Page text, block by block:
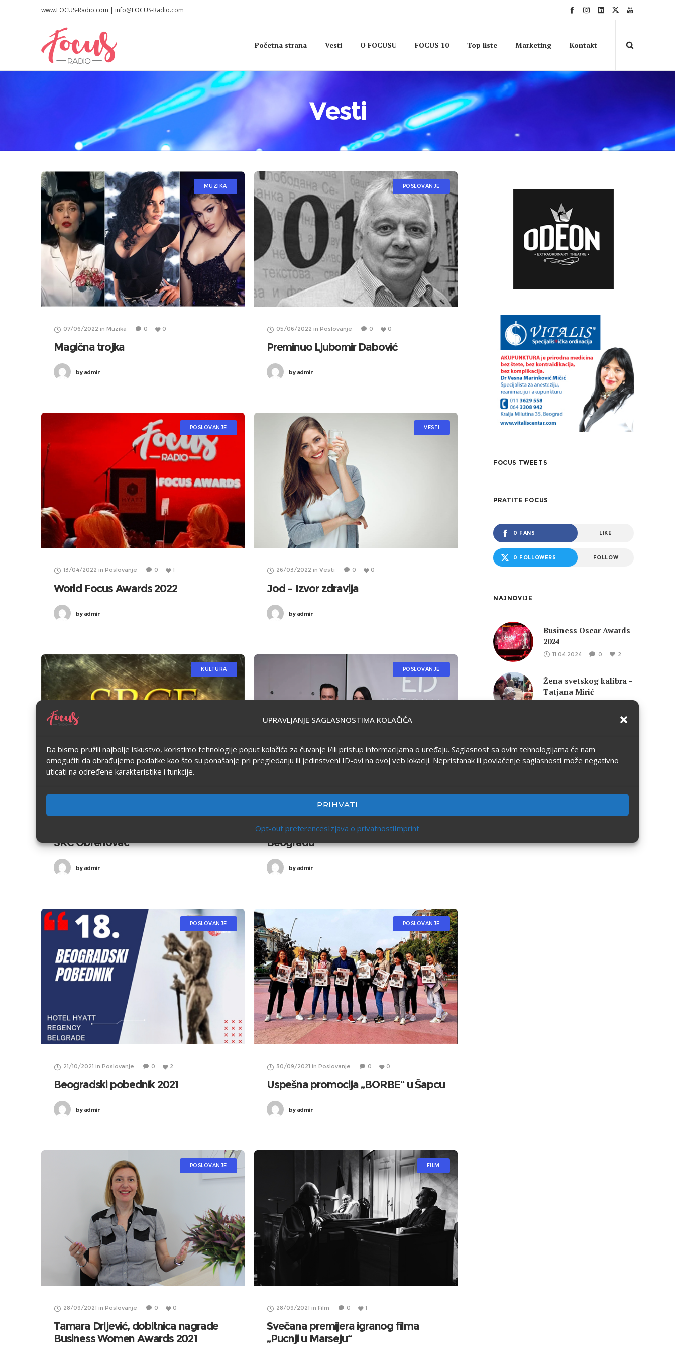
UPRAVLJANJE SAGLASNOSTIMA KOLAČIĆA
Da bismo pružili najbolje iskustvo, koristimo tehnologije poput kolačića za čuvanje i/ili pristup informacijama o uređaju. Saglasnost sa ovim tehnologijama će nam
omogućiti da obrađujemo podatke kao što su ponašanje pri pregledanju ili jedinstveni ID-ovi na ovoj veb lokaciji. Nepristanak ili povlačenje saglasnosti može negativno
uticati na određene karakteristike i funkcije.
PRIHVATI
Opt-out preferencesIzjava o privatnostiImprint
www.FOCUS-Radio.com | info@FOCUS-Radio.com
Početna strana Vesti O FOCUSU FOCUS 10 Top liste Marketing Kontakt
Vesti
MUZIKA
07/06/2022 in Muzika 0 0
Magična trojka
byadmin
POSLOVANJE
05/06/2022 in Poslovanje 0 0
Preminuo Ljubomir Dabović
byadmin
POSLOVANJE
13/04/2022 in Poslovanje 0 1
World Focus Awards 2022
byadmin
VESTI
26/03/2022 in Vesti 0 0
Jod – Izvor zdravlja
byadmin
KULTURA
SKC Obrenovac
byadmin
POSLOVANJE
Kurs emocionalne stomatologije u
Beogradu
byadmin
POSLOVANJE
21/10/2021 in Poslovanje 0 2
Beogradski pobednik 2021
byadmin
POSLOVANJE
30/09/2021 in Poslovanje 0 0
Uspešna promocija „BORBE“ u Šapcu
byadmin
POSLOVANJE
28/09/2021 in Poslovanje 0 0
Tamara Drljević, dobitnica nagrade
Business Women Awards 2021
FILM
28/09/2021 in Film 0 1
Svečana premijera igranog filma
„Pucnji u Marseju“
FOCUS TWEETS
PRATITE FOCUS
0 FANS LIKE
0 FOLLOWERS FOLLOW
NAJNOVIJE
Business Oscar Awards
2024
11.04.2024 0 2
Žena svetskog kalibra –
Tatjana Mirić
12.03.2024